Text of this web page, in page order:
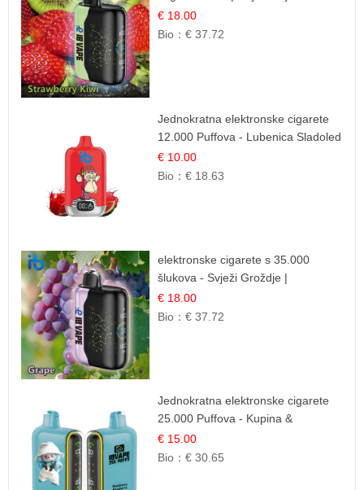
Mješavina
€ 18.00
Bio：€ 37.72
Jednokratna elektronske cigarete
12.000 Puffova - Lubenica Sladoled
| Ljetna Desertna Aroma
€ 10.00
Bio：€ 18.63
elektronske cigarete s 35.000
šlukova - Svježi Groždje |
Osježavajuća Voćna Aroma
€ 18.00
Bio：€ 37.72
Jednokratna elektronske cigarete
25.000 Puffova - Kupina &
Borovnica | Šumska Voćna
Mješavina
€ 15.00
Bio：€ 30.65